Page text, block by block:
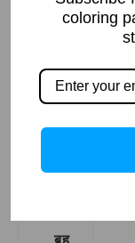
में कैसे
जा
सकता
है:
coloring